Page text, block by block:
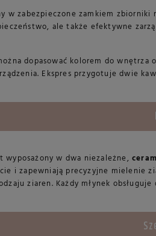
w zabezpieczone zamkiem
ale także efektywne
dopasować kolorem do
Ekspres przygotuje dwie
wyposażony w dwa niezależne,
i zapewniają precyzyjne
ziaren. Każdy młynek